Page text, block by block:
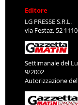
Editore
LG PRESSE S.R.L.
via Festaz, 52
Settimanale del
9/2002
Autorizzazione